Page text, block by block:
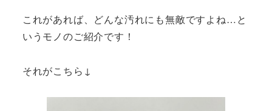
これがあれば、どんな汚れにも無敵ですよね…と
いうモノのご紹介です！
それがこちら↓